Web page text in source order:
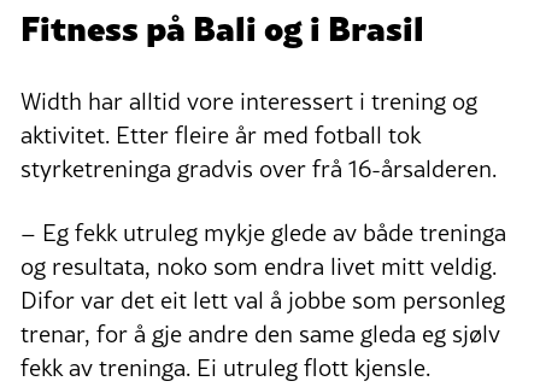
Fitness på Bali og i Brasil
Width har alltid vore interessert i trening og
aktivitet. Etter fleire år med fotball tok
styrketreninga gradvis over frå 16-årsalderen.
– Eg fekk utruleg mykje glede av både treninga
og resultata, noko som endra livet mitt veldig.
Difor var det eit lett val å jobbe som personleg
trenar, for å gje andre den same gleda eg sjølv
fekk av treninga. Ei utruleg flott kjensle.